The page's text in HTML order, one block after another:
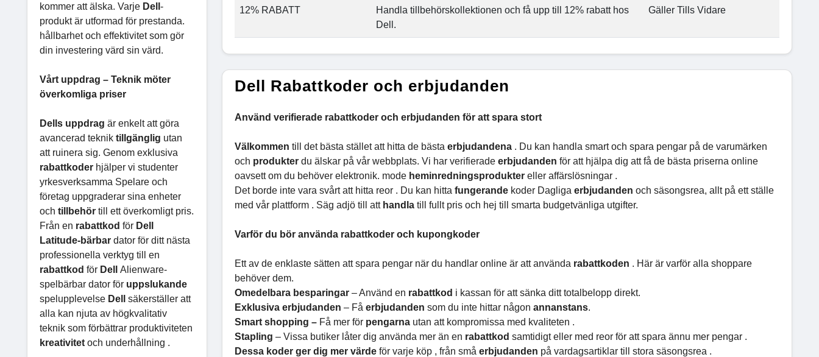
kommer att älska. Varje Dell -
produkt är utformad för prestanda.
hållbarhet och effektivitet som gör
din investering värd sin värd.
Vårt uppdrag – Teknik möter
överkomliga priser
Dells uppdrag är enkelt att göra
avancerad teknik tillgänglig utan
att ruinera sig. Genom exklusiva
rabattkoder hjälper vi studenter
yrkesverksamma Spelare och
företag uppgraderar sina enheter
och tillbehör till ett överkomligt pris.
Från en rabattkod för Dell
Latitude-bärbar dator för ditt nästa
professionella verktyg till en
rabattkod för Dell Alienware-
spelbärbar dator för uppslukande
spelupplevelse Dell säkerställer att
alla kan njuta av högkvalitativ
teknik som förbättrar produktiviteten
kreativitet och underhållning .
12% RABATT
Handla tillbehörskollektionen och få upp till 12% rabatt hos
Dell.
Gäller Tills Vidare
Dell Rabattkoder och erbjudanden
Använd verifierade rabattkoder och erbjudanden för att spara stort
Välkommen till det bästa stället att hitta de bästa erbjudandena . Du kan handla smart och spara pengar på de varumärken
och produkter du älskar på vår webbplats. Vi har verifierade erbjudanden för att hjälpa dig att få de bästa priserna online
oavsett om du behöver elektronik. mode heminredningsprodukter eller affärslösningar .
Det borde inte vara svårt att hitta reor . Du kan hitta fungerande koder Dagliga erbjudanden och säsongsrea, allt på ett ställe
med vår plattform . Säg adjö till att handla till fullt pris och hej till smarta budgetvänliga utgifter.
Varför du bör använda rabattkoder och kupongkoder
Ett av de enklaste sätten att spara pengar när du handlar online är att använda rabattkoden . Här är varför alla shoppare
behöver dem.
Omedelbara besparingar – Använd en rabattkod i kassan för att sänka ditt totalbelopp direkt.
Exklusiva erbjudanden – Få erbjudanden som du inte hittar någon annanstans.
Smart shopping – Få mer för pengarna utan att kompromissa med kvaliteten .
Stapling – Vissa butiker låter dig använda mer än en rabattkod samtidigt eller med reor för att spara ännu mer pengar .
Dessa koder ger dig mer värde för varje köp , från små erbjudanden på vardagsartiklar till stora säsongsrea .